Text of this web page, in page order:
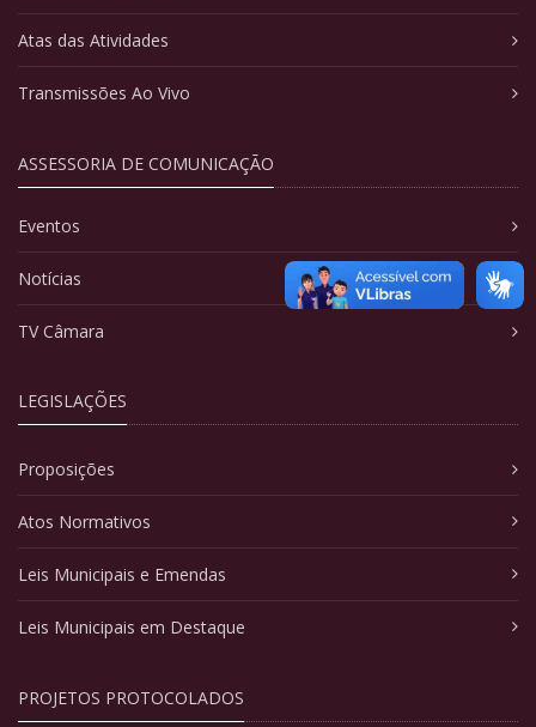
Atas das Atividades
Transmissões Ao Vivo
ASSESSORIA DE COMUNICAÇÃO
Eventos
Notícias
TV Câmara
LEGISLAÇÕES
Proposições
Atos Normativos
Leis Municipais e Emendas
Leis Municipais em Destaque
PROJETOS PROTOCOLADOS